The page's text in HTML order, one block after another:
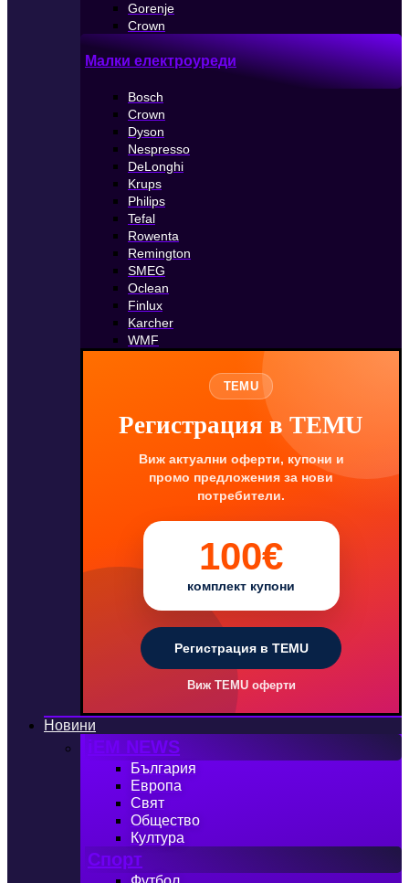
Gorenje
Crown
Малки електроуреди
Bosch
Crown
Dyson
Nespresso
DeLonghi
Krups
Philips
Tefal
Rowenta
Remington
SMEG
Oclean
Finlux
Karcher
WMF
TEMU
Регистрация в TEMU
Виж актуални оферти, купони и
промо предложения за нови
потребители.
100€
комплект купони
Регистрация в TEMU
Виж TEMU оферти
Новини
iEM NEWS
България
Европа
Свят
Общество
Култура
Спорт